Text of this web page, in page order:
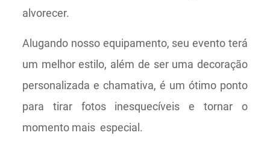
alvorecer.
Alugando nosso equipamento, seu evento terá
um melhor estilo, além de ser uma decoração
personalizada e chamativa, é um ótimo ponto
para tirar fotos inesquecíveis e tornar o
momento mais especial.